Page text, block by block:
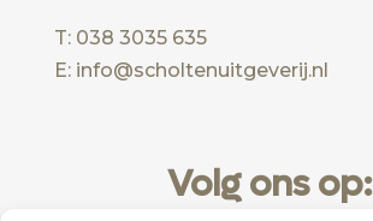
T: 038 3035 635
E: info@scholtenuitgeverij.nl
Volg ons op: